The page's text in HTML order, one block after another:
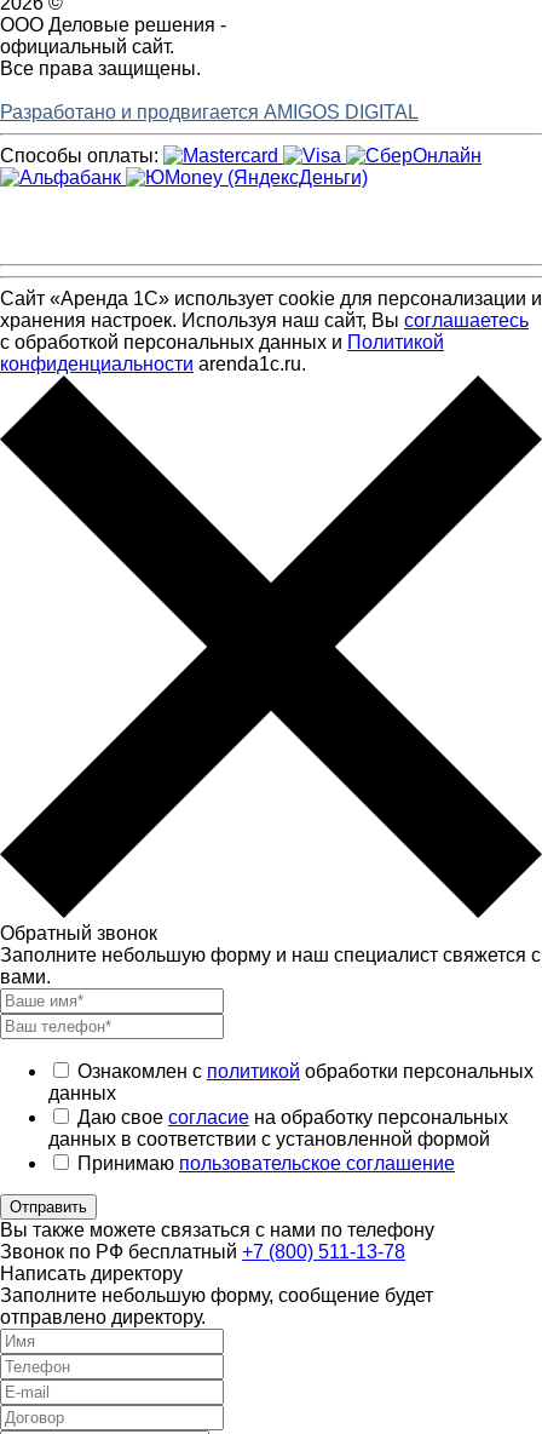
ООО Деловые решения -
официальный сайт.
Все права защищены.
Разработано и продвигается AMIGOS DIGITAL
Способы оплаты:
Сайт «Аренда 1С» использует cookie для персонализации и
хранения настроек. Используя наш сайт, Вы соглашаетесь
с обработкой персональных данных и Политикой
конфиденциальности arenda1c.ru.
Обратный звонок
Заполните небольшую форму и наш специалист свяжется с
вами.
Ознакомлен с политикой обработки персональных
данных
Даю свое согласие на обработку персональных
данных в соответствии с установленной формой
Принимаю пользовательское соглашение
Отправить
Вы также можете связаться с нами по телефону
Звонок по РФ бесплатный +7 (800) 511-13-78
Написать директору
Заполните небольшую форму, сообщение будет
отправлено директору.